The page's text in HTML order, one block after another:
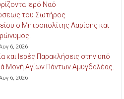
Ιερό Ναό
του Σωτήρος
ο Μητροπολίτης Λαρίσης και
6, 2026
και Ιερές Παρακλήσεις στην υπό
Μονή Αγίων Πάντων Αμυγδαλέας.
6, 2026